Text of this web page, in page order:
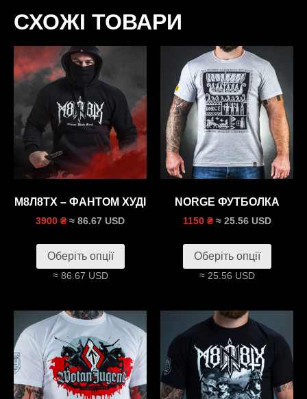
СХОЖІ ТОВАРИ
М8Л8ТХ – ФАНТОМ ХУДI
3900 ₴ ≈ 86.67 USD
Оберіть опції
≈ 86.67 USD
NORGE ФУТБОЛКА
1150 ₴ ≈ 25.56 USD
Оберіть опції
≈ 25.56 USD